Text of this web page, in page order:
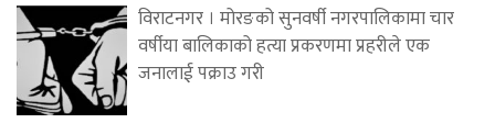
विराटनगर । मोरङको सुनवर्षी नगरपालिकामा चार
वर्षीया बालिकाको हत्या प्रकरणमा प्रहरीले एक
जनालाई पक्राउ गरी